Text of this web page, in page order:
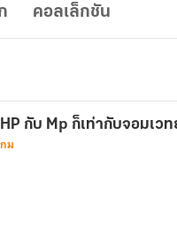
คอลเล็กชัน
กับ Mp ก็เท่ากับจอมเว
ม